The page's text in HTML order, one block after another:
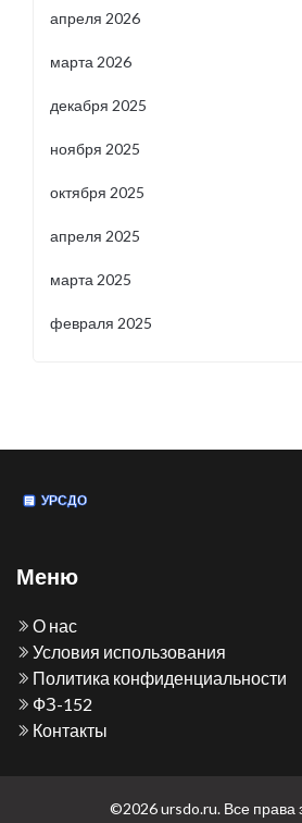
апреля 2026
марта 2026
декабря 2025
ноября 2025
октября 2025
апреля 2025
марта 2025
февраля 2025
Меню
О нас
Условия использования
Политика конфиденциальности
ФЗ-152
Контакты
©2026 ursdo.ru. Все